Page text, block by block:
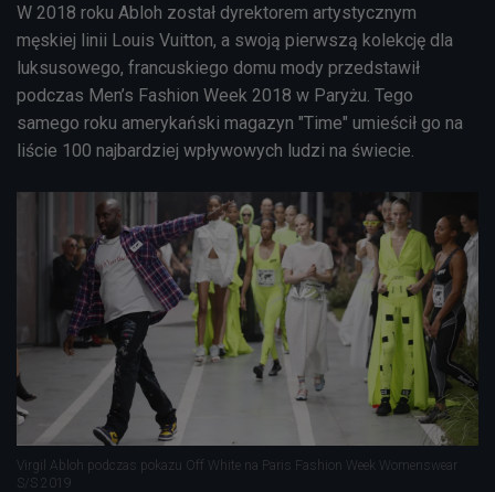
W 2018 roku Abloh został dyrektorem artystycznym
męskiej linii Louis Vuitton, a swoją pierwszą kolekcję dla
luksusowego, francuskiego domu mody przedstawił
podczas Men’s Fashion Week 2018 w Paryżu. Tego
samego roku amerykański magazyn "Time" umieścił go na
liście 100 najbardziej wpływowych ludzi na świecie.
Virgil Abloh podczas pokazu Off White na Paris Fashion Week Womenswear
S/S 2019